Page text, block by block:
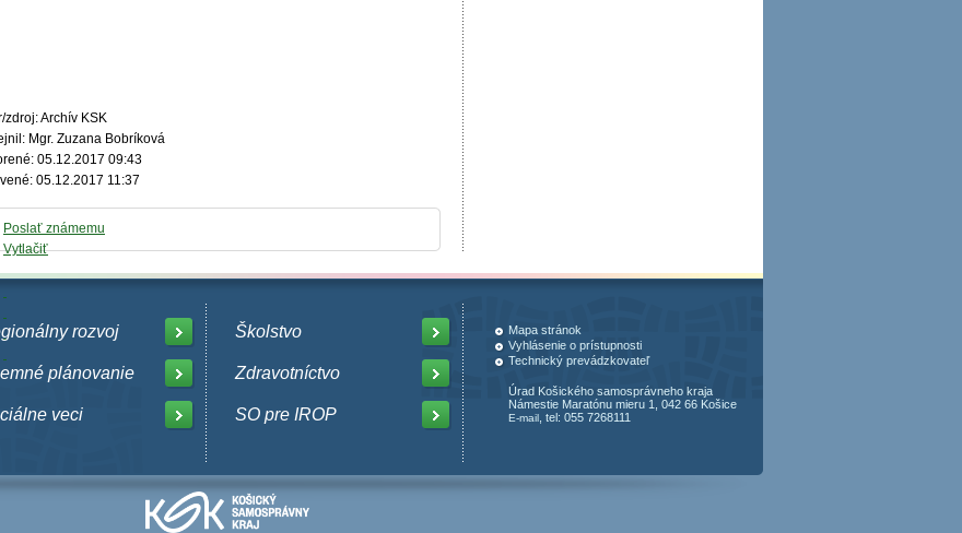
zdroj: Archív KSK
Mgr. Zuzana Bobríková
05.12.2017 09:43
05.12.2017 11:37
Poslať známemu
Vytlačiť
rozvoj
plánovanie
veci
Školstvo
Zdravotníctvo
SO pre IROP
Mapa stránok
Vyhlásenie o prístupnosti
Technický prevádzkovateľ
Úrad Košického samosprávneho kraja
Námestie Maratónu mieru 1, 042 66 Košice
E-mail , tel: 055 7268111